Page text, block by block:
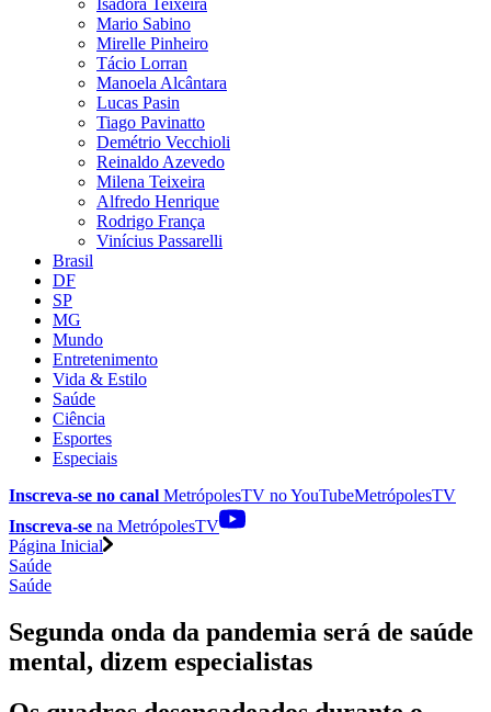
Mario Sabino
Mirelle Pinheiro
Tácio Lorran
Manoela Alcântara
Lucas Pasin
Tiago Pavinatto
Demétrio Vecchioli
Reinaldo Azevedo
Milena Teixeira
Alfredo Henrique
Rodrigo França
Vinícius Passarelli
Brasil
DF
SP
MG
Mundo
Entretenimento
Vida & Estilo
Saúde
Ciência
Esportes
Especiais
Inscreva-se no canal MetrópolesTV noYouTubeMetrópolesTV
Inscreva-se na MetrópolesTV
Página Inicial
Saúde
Saúde
Segunda onda da pandemia será de saúde
mental, dizem especialistas